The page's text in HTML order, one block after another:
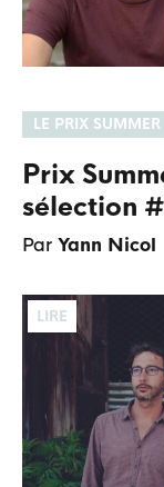
LE PRIX SUMMER
Prix
sélection
Par Yann Nicol
LIRE